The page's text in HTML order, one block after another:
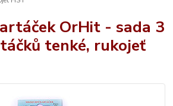
OrHit - sada 3
tenké, rukojeť